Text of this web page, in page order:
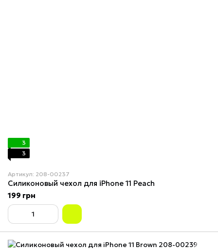
3
3
Артикул: 208-00237
Силиконовый чехол для iPhone 11 Peach
199 грн